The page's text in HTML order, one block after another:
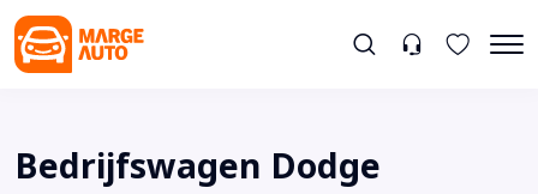
Bedrijfswagen Dodge